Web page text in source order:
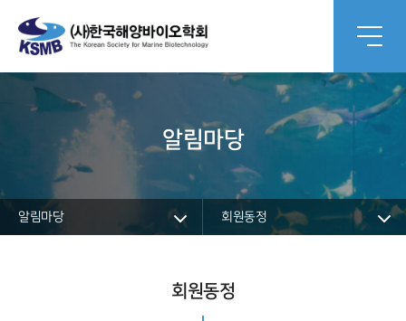
알림마당
알림마당 회원동정
회원동정